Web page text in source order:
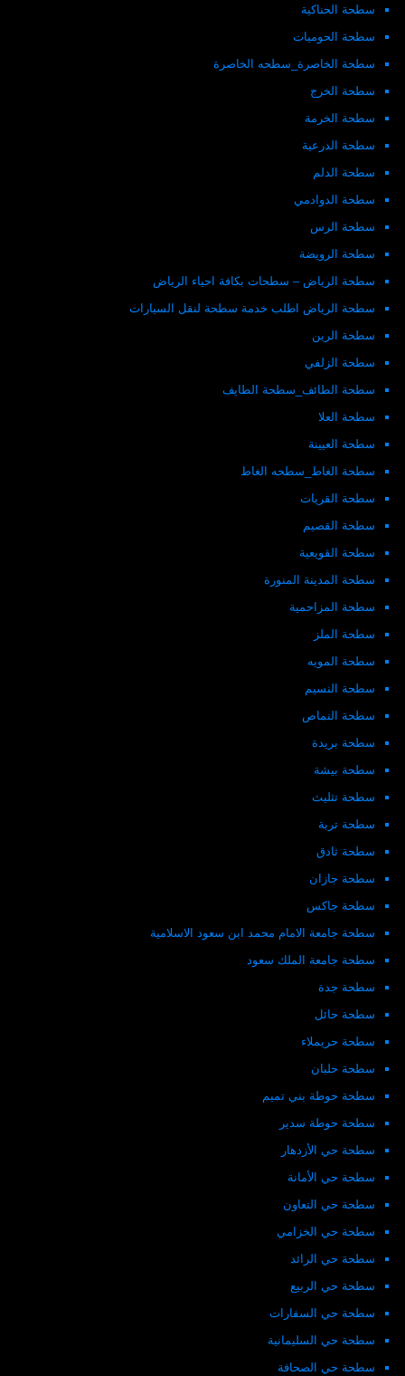
سطحة الحناكية
سطحة الحوميات
سطحة الخاصرة_سطحه الخاصرة
سطحة الخرج
سطحة الخرمة
سطحة الدرعية
سطحة الدلم
سطحة الدوادمي
سطحة الرس
سطحة الرويضة
سطحة الرياض – سطحات بكافة احياء الرياض
سطحة الرياض اطلب خدمة سطحة لنقل السيارات
سطحة الرين
سطحة الزلفي
سطحة الطائف_سطحة الطايف
سطحة العلا
سطحة العيينة
سطحة الغاط_سطحه الغاط
سطحة القريات
سطحة القصيم
سطحة القويعية
سطحة المدينة المنورة
سطحة المزاحمية
سطحة الملز
سطحة المويه
سطحة النسيم
سطحة النماص
سطحة بريدة
سطحة بيشة
سطحة تثليث
سطحة تربة
سطحة ثادق
سطحة جازان
سطحة جاكس
سطحة جامعة الامام محمد ابن سعود الاسلامية
سطحة جامعة الملك سعود
سطحة جدة
سطحة حائل
سطحة حريملاء
سطحة حلبان
سطحة حوطة بني تميم
سطحة حوطة سدير
سطحة حي الأزدهار
سطحة حي الأمانة
سطحة حي التعاون
سطحة حي الخزامي
سطحة حي الرائد
سطحة حي الربيع
سطحة حي السفارات
سطحة حي السليمانية
سطحة حي الصحافة